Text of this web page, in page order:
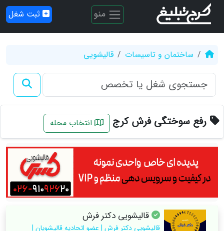
منو ثبت شغل
ساختمان و تاسیسات قالیشویی
رفع سوختگی فرش کرج انتخاب محله
قالیشویی دکتر فرش
قالیشویی دکتر فرش | عضو اتحادیه قالیشویان |